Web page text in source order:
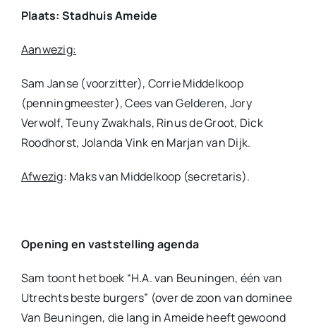
Plaats: Stadhuis Ameide
Aanwezig:
Sam Janse (voorzitter), Corrie Middelkoop
(penningmeester), Cees van Gelderen, Jory
Verwolf, Teuny Zwakhals, Rinus de Groot, Dick
Roodhorst, Jolanda Vink en Marjan van Dijk.
Afwezig: Maks van Middelkoop (secretaris).
Opening en vaststelling agenda
Sam toont het boek “H.A. van Beuningen, één van
Utrechts beste burgers” (over de zoon van dominee
Van Beuningen, die lang in Ameide heeft gewoond